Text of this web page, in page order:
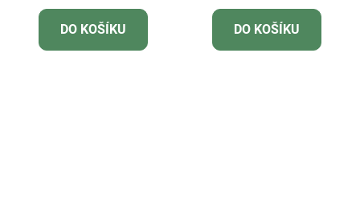
DO KOŠÍKU DO KOŠÍKU